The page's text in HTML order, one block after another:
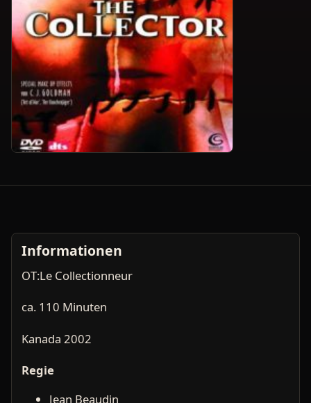
Informationen
OT:Le Collectionneur
ca. 110 Minuten
Kanada 2002
Regie
Jean Beaudin